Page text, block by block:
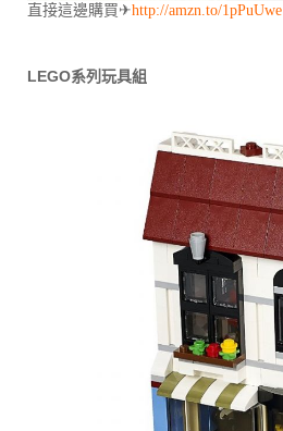
直接這邊購買✈http://amzn.to/1pPuUwe
LEGO系列玩具組